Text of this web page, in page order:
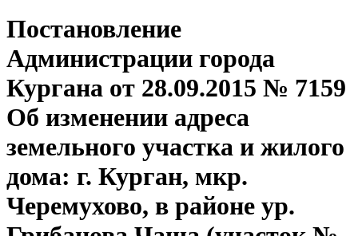
Постановление
Администрации города
Кургана от 28.09.2015 № 7159
Об изменении адреса
земельного участка и жилого
дома: г. Курган, мкр.
Черемухово, в районе ур.